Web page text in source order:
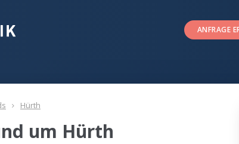
ANFRAGE
Hürth
um Hürth